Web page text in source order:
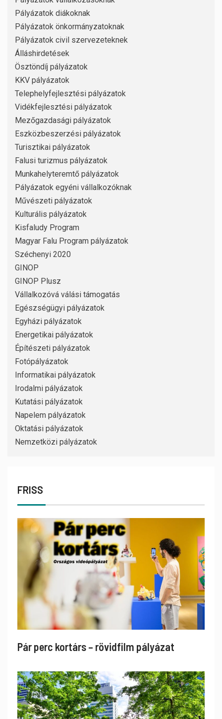
Pályázatok diákoknak
Pályázatok önkormányzatoknak
Pályázatok civil szervezeteknek
Álláshirdetések
Ösztöndíj pályázatok
KKV pályázatok
Telephelyfejlesztési pályázatok
Vidékfejlesztési pályázatok
Mezőgazdasági pályázatok
Eszközbeszerzési pályázatok
Turisztikai pályázatok
Falusi turizmus pályázatok
Munkahelyteremtő pályázatok
Pályázatok egyéni vállalkozóknak
Művészeti pályázatok
Kulturális pályázatok
Kisfaludy Program
Magyar Falu Program pályázatok
Széchenyi 2020
GINOP
GINOP Plusz
Vállalkozóvá válási támogatás
Egészségügyi pályázatok
Egyházi pályázatok
Energetikai pályázatok
Építészeti pályázatok
Fotópályázatok
Informatikai pályázatok
Irodalmi pályázatok
Kutatási pályázatok
Napelem pályázatok
Oktatási pályázatok
Nemzetközi pályázatok
FRISS
Pár perc kortárs – rövidfilm pályázat